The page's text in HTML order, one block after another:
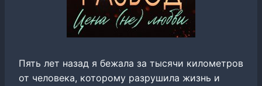
Пять лет назад я бежала за тысячи километров
от человека, которому разрушила жизнь и